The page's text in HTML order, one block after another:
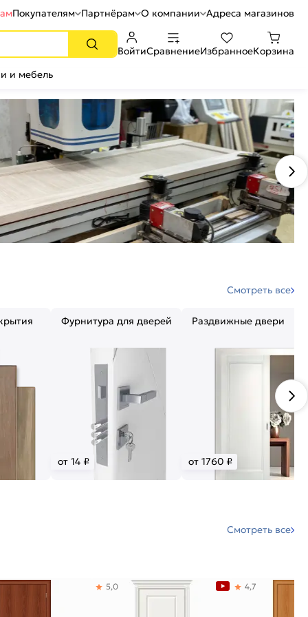
Покупателям Партнёрам О компании Адреса магазинов
ВойтиСравнениеИзбранноеКорзина
и мебель
Смотреть все
Фурнитура для дверей
от 14 ₽
Раздвижные двери
от 1760 ₽
Смотреть все
5,0 4,7